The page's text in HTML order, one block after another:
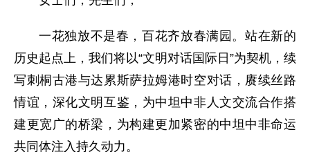
一花独放不是春，百花齐放春满园。站在新的
历史起点上，我们将以“文明对话国际日”为契机，续
写刺桐古港与达累斯萨拉姆港时空对话，赓续丝路
情谊，深化文明互鉴，为中坦中非人文交流合作搭
建更宽广的桥梁，为构建更加紧密的中坦中非命运
共同体注入持久动力。